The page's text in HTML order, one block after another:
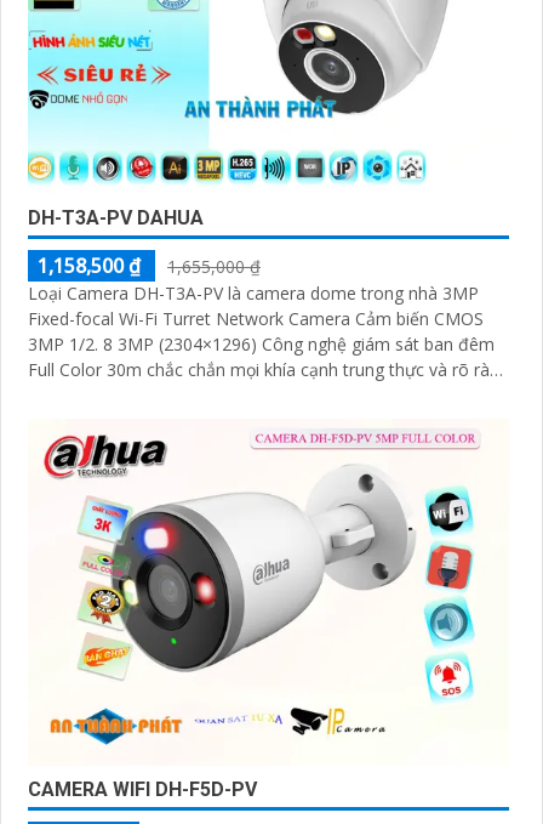
DH-T3A-PV DAHUA
1,158,500 ₫
1,655,000 ₫
Loại Camera DH-T3A-PV là camera dome trong nhà 3MP
Fixed-focal Wi-Fi Turret Network Camera Cảm biến CMOS
3MP 1/2. 8 3MP (2304×1296) Công nghệ giám sát ban đêm
Full Color 30m chắc chắn mọi khía cạnh trung thực và rõ ràn
CAMERA WIFI DH-F5D-PV